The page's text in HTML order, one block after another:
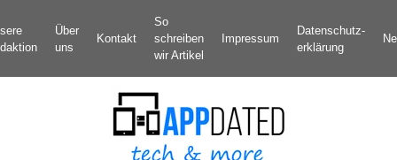
Inhalt
springen
Über
uns
Kontakt
So
schreiben
wir Artikel
Impressum
Datenschutz­
erklärung